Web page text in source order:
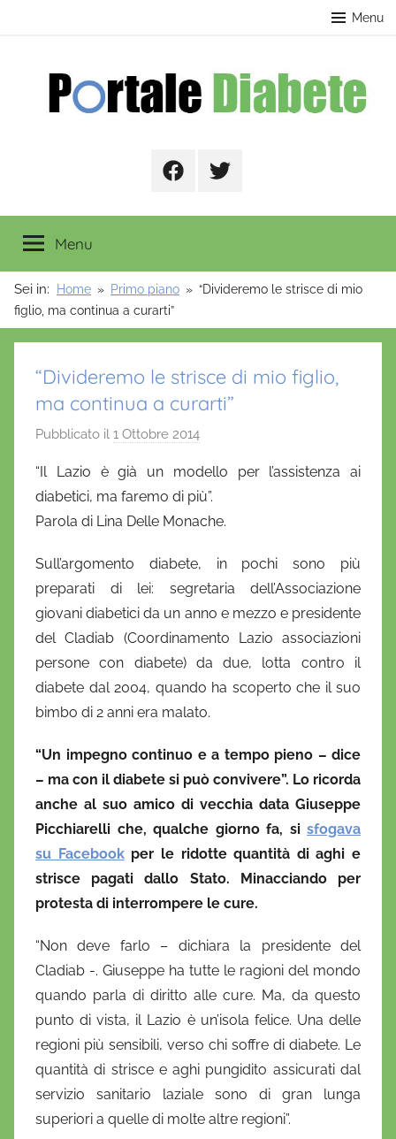
Menu
FacebookTwitter
Menu
Sei in: Home Primo piano
“Divideremo le strisce di mio
figlio, ma continua a curarti”
“Divideremo le strisce di mio figlio,
ma continua a curarti”
Pubblicato il 1 Ottobre 2014
D
a
n
e
l
a
D
'
O
n
f
r
i
o
“Il Lazio è già un modello per l’assistenza ai
diabetici, ma faremo di più”.
Parola di Lina Delle Monache.
Sull’argomento diabete, in pochi sono più
preparati di lei: segretaria dell’Associazione
giovani diabetici da un anno e mezzo e presidente
del Cladiab (Coordinamento Lazio associazioni
persone con diabete) da due, lotta contro il
diabete dal 2004, quando ha scoperto che il suo
bimbo di 2 anni era malato.
“Un impegno continuo e a tempo pieno – dice
– ma con il diabete si può convivere”. Lo ricorda
anche al suo amico di vecchia data Giuseppe
Picchiarelli che, qualche giorno fa, si sfogava
su Facebookper le ridottequantità di aghi e
strisce pagati dallo Stato. M inacciando per
protesta di interrompere le cure.
“Non deve farlo – dichiara la presidente del
Cladiab -. Giuseppe ha tutte le ragioni del mondo
quando parla di diritto alle cure. Ma, da questo
punto di vista, il Lazio è un’isola felice. Una delle
regioni più sensibili, verso chi soffre di diabete. Le
quantità di strisce e aghi pungidito assicurati dal
servizio sanitario laziale sono di gran lunga
superiori a quelle di molte altre regioni”.